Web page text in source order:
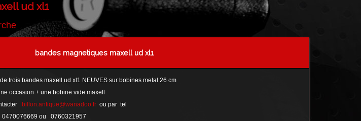
ud xl1
bandes magnetiques maxell ud xl1
de trois bandes maxell ud xl1 NEUVES sur bobines metal 26 cm
occasion + une bobine vide maxell
billon.antique@wanadoo.frou par tel
ou 0760321957